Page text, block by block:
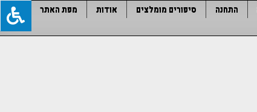
התחנה סיפורים מומלצים אודות
מפת האתר